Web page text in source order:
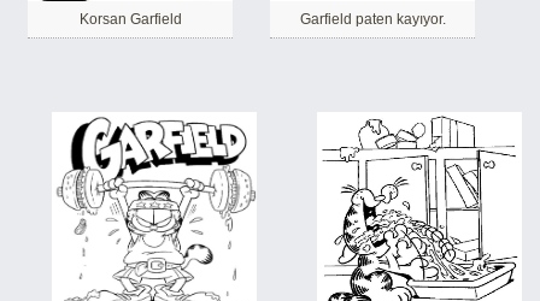
Korsan Garfield Garfield paten kayıyor.